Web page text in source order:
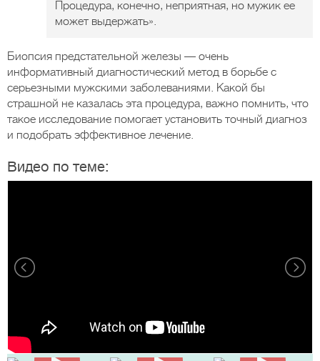
Процедура, конечно, неприятная, но мужик ее
может выдержать».
Биопсия предстательной железы — очень
информативный диагностический метод в борьбе с
серьезными мужскими заболеваниями. Какой бы
страшной не казалась эта процедура, важно помнить, что
такое исследование помогает установить точный диагноз
и подобрать эффективное лечение.
Видео по теме: